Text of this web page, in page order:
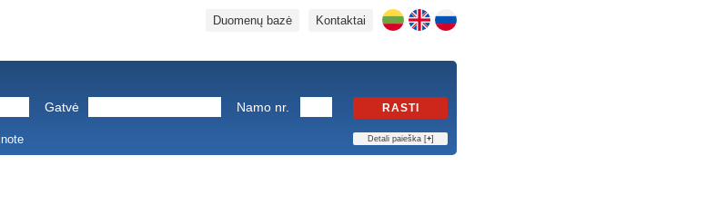
Kontaktai
Duomenų bazė
Gatvė Namo nr. RASTI
Detali paieška [+]